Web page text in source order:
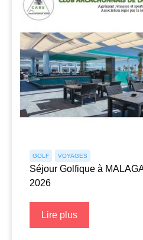
GOLF VOYAGES
Séjour Golfique à
2026
Lire plus